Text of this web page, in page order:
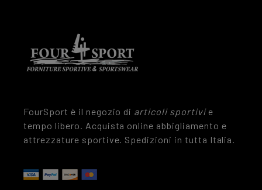
FourSport è il negozio di articoli sportivie
tempo libero. Acquista online abbigliamento e
attrezzature sportive. Spedizioni in tutta Italia.